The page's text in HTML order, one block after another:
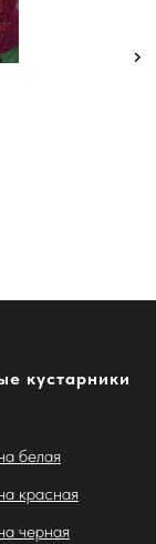
кустарники
белая
красная
черная